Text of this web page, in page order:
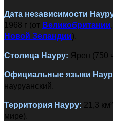
Дата независимости
1968 г (от Великобритании,
Новой Зеландии).
Столица Науру: Ярен (750
Официальные языки
науруанский.
Территория Науру: 21,3
мире).